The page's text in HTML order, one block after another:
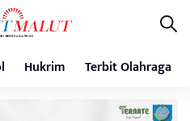
Hukrim Terbit Olahraga